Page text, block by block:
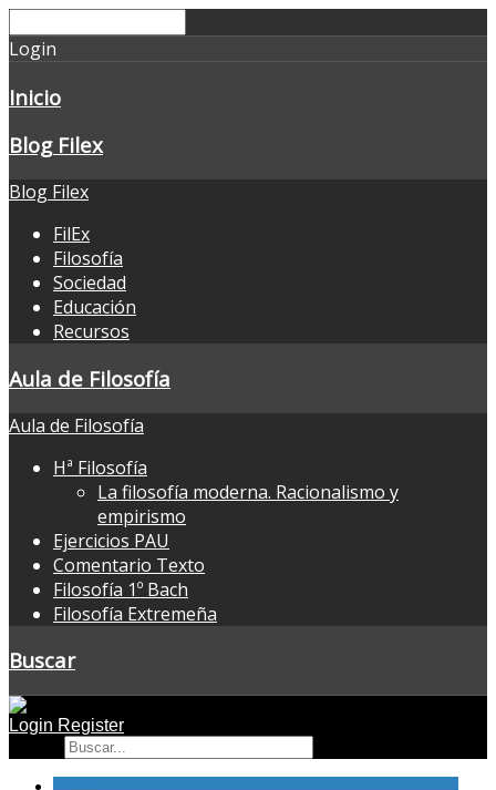
Login
Inicio
Blog Filex
Blog Filex
FilEx
Filosofía
Sociedad
Educación
Recursos
Aula de Filosofía
Aula de Filosofía
Hª Filosofía
La filosofía moderna. Racionalismo y
empirismo
Ejercicios PAU
Comentario Texto
Filosofía 1º Bach
Filosofía Extremeña
Buscar
Login Register